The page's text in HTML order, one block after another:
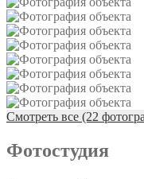
Смотреть все (22
Фотостудия